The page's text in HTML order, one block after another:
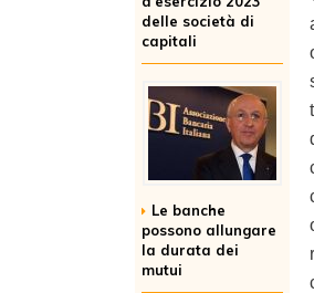
delle società di
capitali
Le banche
possono allungare
la durata dei
mutui